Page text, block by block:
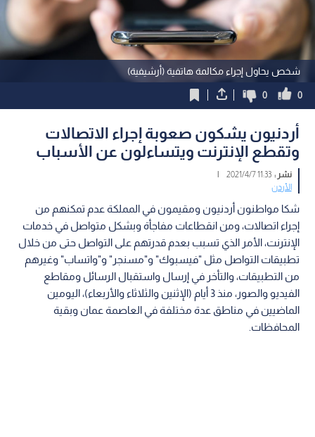
شخص يحاول إجراء مكالمة هاتفية (أرشيفية)
0
0
أردنيون يشكون صعوبة إجراء الاتصالات
وتقطع الإنترنت ويتساءلون عن الأسباب
نشر :11:33 2021/4/7
|
الأردن
شكا مواطنون أردنيون ومقيمون في المملكة عدم تمكنهم من
إجراء اتصالات، ومن انقطاعات مفاجأة وبشكل متواصل في خدمات
الإنترنت، الأمر الذي تسبب بعدم قدرتهم على التواصل حتى من خلال
تطبيقات التواصل مثل "فيسبوك" و"مسنجر" و"واتساب" وغيرهم
من التطبيقات، والتأخر في إرسال واستقبال الرسائل ومقاطع
الفيديو والصور، منذ 3 أيام (الإثنين والثلاثاء والأربعاء)، اليومين
الماضيين في مناطق عدة مختلفة في العاصمة عمان وبقية
المحافظات.